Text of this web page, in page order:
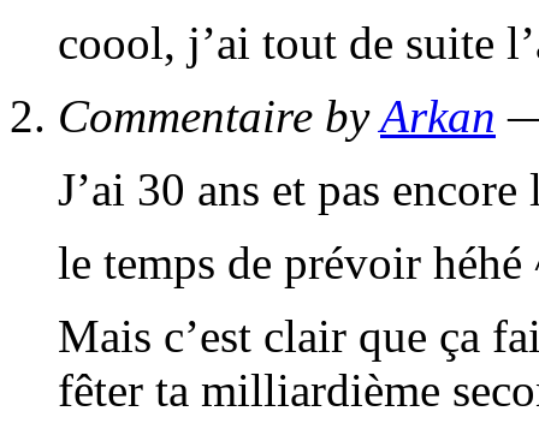
coool, j’ai tout de suite
Commentaire byArkan
J’ai 30 ans et pas
le temps de prévoir
Mais c’est clair que ça
fêter ta milliardième